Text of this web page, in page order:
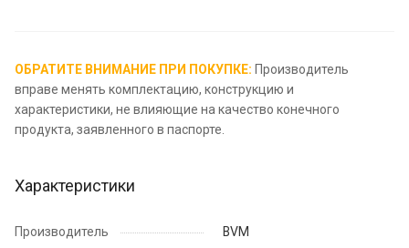
ОБРАТИТЕ ВНИМАНИЕ ПРИ ПОКУПКЕ: Производитель
вправе менять комплектацию, конструкцию и
характеристики, не влияющие на качество конечного
продукта, заявленного в паспорте.
Характеристики
Производитель
BVM